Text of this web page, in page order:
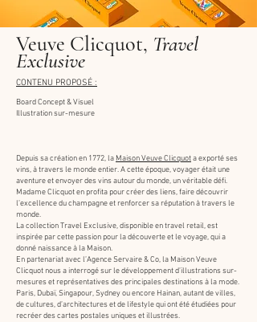
Veuve Clicquot, Travel
Exclusive
CONTENU PROPOSÉ :
Board Concept & Visuel
Illustration sur-mesure
Depuis sa création en 1772, la Maison Veuve Clicquota exporté ses
vins, à travers le monde entier. A cette époque, voyager était une
aventure et envoyer des vins autour du monde, un véritable défi.
Madame Clicquot en profita pour créer des liens, faire découvrir
l’excellence du champagne et renforcer sa réputation à travers le
monde.
La collection Travel Exclusive, disponible en travel retail, est
inspirée par cette passion pour la découverte et le voyage, qui a
donné naissance à la Maison.
En partenariat avec l’Agence Servaire & Co, la Maison Veuve
Clicquot nous a interrogé sur le développement d’illustrations sur-
mesures et représentatives des principales destinations à la mode.
Paris, Dubaï, Singapour, Sydney ou encore Hainan, autant de villes,
de cultures, d’architectures et de lifestyle qui ont été étudiées pour
recréer des cartes postales uniques et illustrées.